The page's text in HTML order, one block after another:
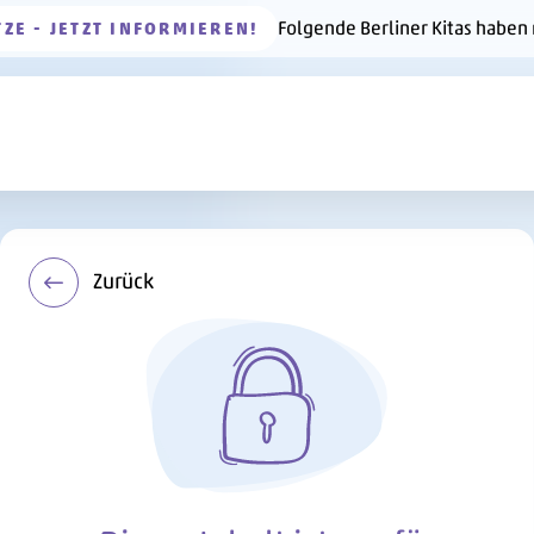
- JETZT INFORMIEREN! Folgende Berliner Kitas
Zurück
Kreativität und jede
– die Kita